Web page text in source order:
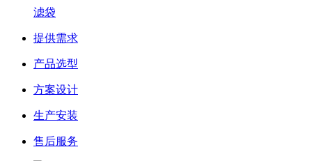
滤袋
提供需求
产品选型
方案设计
生产安装
售后服务